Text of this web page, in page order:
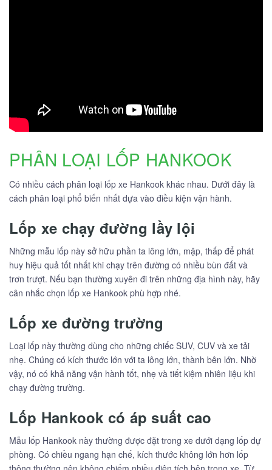
PHÂN LOẠI LỐP HANKOOK
Có nhiều cách phân loại lốp xe Hankook khác nhau. Dưới đây là
cách phân loại phổ biến nhất dựa vào điều kiện vận hành.
Lốp xe chạy đường lầy lội
Những mẫu lốp này sở hữu phần ta lông lớn, mập, thấp để phát
huy hiệu quả tốt nhất khi chạy trên đường có nhiều bùn đất và
trơn trượt. Nếu bạn thường xuyên đi trên những địa hình này, hãy
cân nhắc chọn lốp xe Hankook phù hợp nhé.
Lốp xe đường trường
Loại lốp này thường dùng cho những chiếc SUV, CUV và xe tải
nhẹ. Chúng có kích thước lớn với ta lông lớn, thành bên lớn. Nhờ
vậy, nó có khả năng vận hành tốt, nhẹ và tiết kiệm nhiên liệu khi
chạy đường trường.
Lốp Hankook có áp suất cao
Mẫu lốp Hankook này thường được đặt trong xe dưới dạng lốp dự
phòng. Có chiều ngang hạn chế, kích thước không lớn hơn lốp